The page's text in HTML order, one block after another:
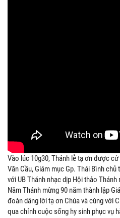
Vào lúc 10g30, Thánh lễ tạ ơn được
Văn Cầu, Giám mục Gp. Thái Bình
với UB Thánh nhạc dịp Hội thảo
Năm Thánh mừng 90 năm thành lập
đoàn dâng lời tạ ơn Chúa và cùng với
qua chính cuộc sống hy sinh phục vụ